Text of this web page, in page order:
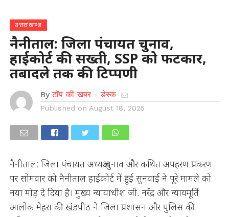
उत्तराखण्ड
नैनीताल: जिला पंचायत चुनाव,
हाईकोर्ट की सख्ती, SSP को फटकार,
तबादले तक की टिप्पणी
By टॉप की खबर - डेस्क
Published on August 18, 2025
नैनीताल: जिला पंचायत अध्यक्ष चुनाव और कथित अपहरण प्रकरण
पर सोमवार को नैनीताल हाईकोर्ट में हुई सुनवाई ने पूरे मामले को
नया मोड़ दे दिया है। मुख्य न्यायाधीश जी. नरेंद्र और न्यायमूर्ति
आलोक मेहरा की खंडपीठ ने जिला प्रशासन और पुलिस की